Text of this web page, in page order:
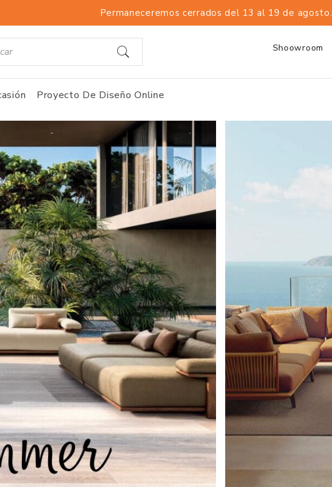
Permaneceremos cerrados del 13 al 19 de agosto.
Shoowroom
Proyecto De Diseño Online